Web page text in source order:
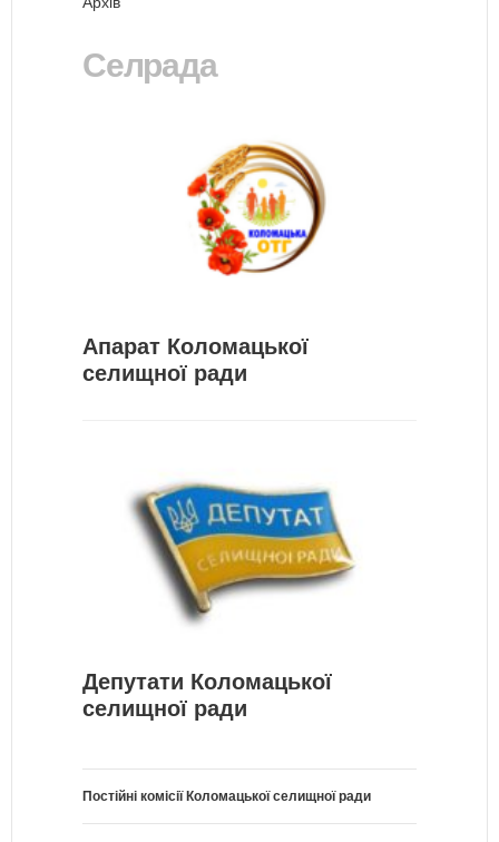
Селрада
Апарат Коломацької
селищної ради
Депутати Коломацької
селищної ради
Постійні комісії Коломацької селищної ради